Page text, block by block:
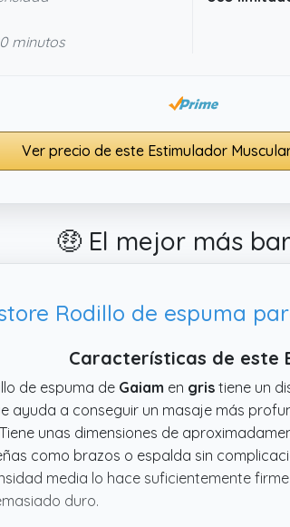
minutos
Ver precio de este Estimulador
🤑 El mejor más
Rodillo de espuma
Características de este
de espuma de Gaiam en gris tiene un
ayuda a conseguir un masaje más
unas dimensiones de
como brazos o espalda sin
media lo hace suficientemente
duro.